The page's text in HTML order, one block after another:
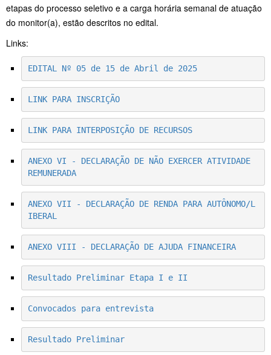
etapas do processo seletivo e a carga horária semanal de atuação
do monitor(a), estão descritos no edital.
Links:
EDITAL Nº 05 de 15 de Abril de 2025
LINK PARA INSCRIÇÃO
LINK PARA INTERPOSIÇÃO DE RECURSOS
ANEXO VI - DECLARAÇÃO DE NÃO EXERCER ATIVIDADE
REMUNERADA
ANEXO VII - DECLARAÇÃO DE RENDA PARA AUTÔNOMO/L
IBERAL
ANEXO VIII - DECLARAÇÃO DE AJUDA FINANCEIRA
Resultado Preliminar Etapa I e II
Convocados para entrevista
Resultado Preliminar